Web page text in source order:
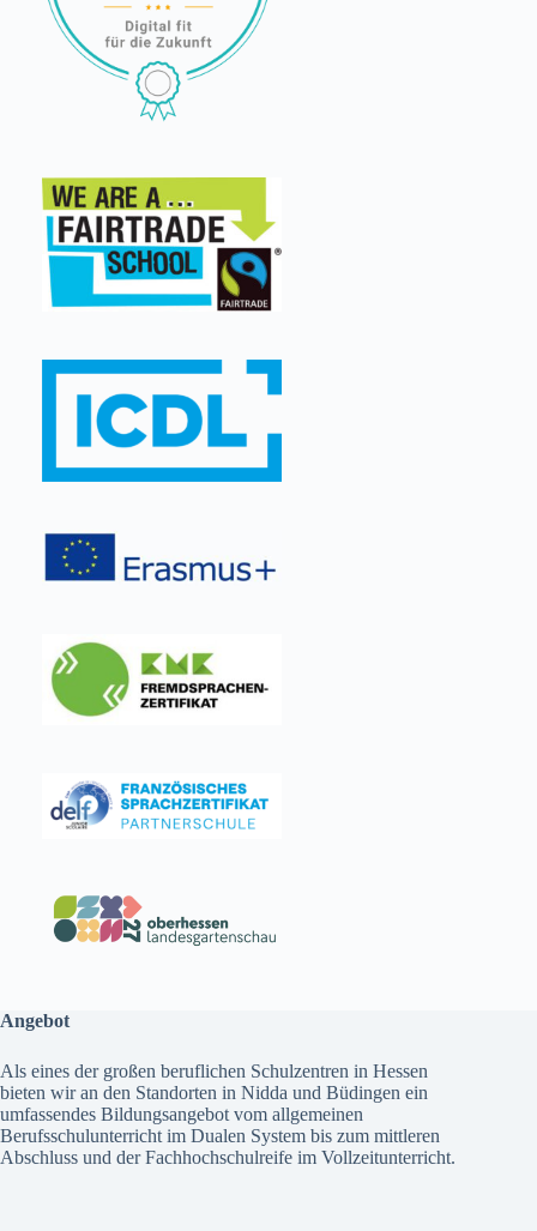
Angebot
Als eines der großen beruflichen Schulzentren in Hessen
bieten wir an den Standorten in Nidda und Büdingen ein
umfassendes Bildungsangebot vom allgemeinen
Berufsschulunterricht im Dualen System bis zum mittleren
Abschluss und der Fachhochschulreife im Vollzeitunterricht.